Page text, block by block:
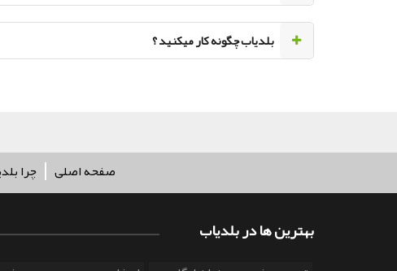
‌بلدیاب چگونه کار میکنید ؟
صفحه اصلی چرا
بهترین ها در بلدیاب